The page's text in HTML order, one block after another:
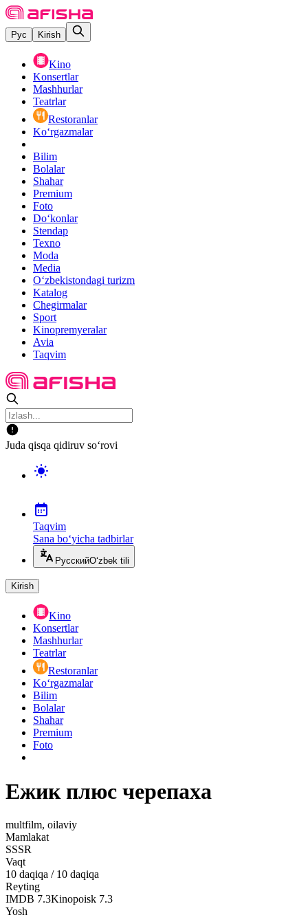
Рус Kirish
Kino
Konsertlar
Mashhurlar
Teatrlar
Restoranlar
Ko‘rgazmalar
Bilim
Bolalar
Shahar
Premium
Foto
Do‘konlar
Stendap
Texno
Moda
Media
O‘zbekistondagi turizm
Katalog
Chegirmalar
Sport
Kinopremyeralar
Avia
Taqvim
Juda qisqa qidiruv so‘rovi
Taqvim
Sana bo‘yicha tadbirlar
РусскийO‘zbek tili
Kirish
Kino
Konsertlar
Mashhurlar
Teatrlar
Restoranlar
Ko‘rgazmalar
Bilim
Bolalar
Shahar
Premium
Foto
Ежик плюс черепаха
multfilm, oilaviy
Mamlakat
SSSR
Vaqt
10 daqiqa / 10 daqiqa
Reyting
IMDB 7.3Kinopoisk 7.3
Yosh